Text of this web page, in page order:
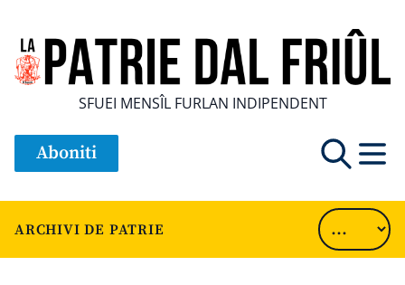
SFUEI MENSÎL FURLAN INDIPENDENT
Aboniti
ARCHIVI DE PATRIE